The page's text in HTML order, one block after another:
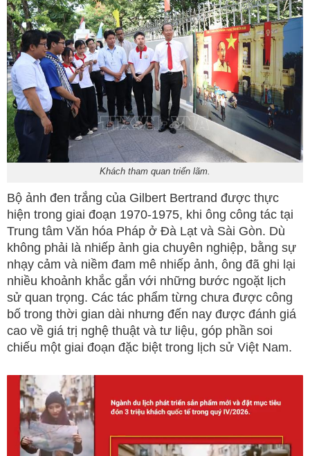
Khách tham quan triển lãm.
Bộ ảnh đen trắng của Gilbert Bertrand được thực
hiện trong giai đoạn 1970-1975, khi ông công tác tại
Trung tâm Văn hóa Pháp ở Đà Lạt và Sài Gòn. Dù
không phải là nhiếp ảnh gia chuyên nghiệp, bằng sự
nhạy cảm và niềm đam mê nhiếp ảnh, ông đã ghi lại
nhiều khoảnh khắc gắn với những bước ngoặt lịch
sử quan trọng. Các tác phẩm từng chưa được công
bố trong thời gian dài nhưng đến nay được đánh giá
cao về giá trị nghệ thuật và tư liệu, góp phần soi
chiếu một giai đoạn đặc biệt trong lịch sử Việt Nam.